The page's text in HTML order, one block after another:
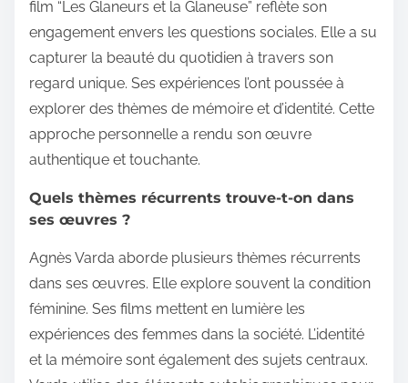
film “Les Glaneurs et la Glaneuse” reflète son
engagement envers les questions sociales. Elle a su
capturer la beauté du quotidien à travers son
regard unique. Ses expériences l’ont poussée à
explorer des thèmes de mémoire et d’identité. Cette
approche personnelle a rendu son œuvre
authentique et touchante.
Quels thèmes récurrents trouve-t-on dans
ses œuvres ?
Agnès Varda aborde plusieurs thèmes récurrents
dans ses œuvres. Elle explore souvent la condition
féminine. Ses films mettent en lumière les
expériences des femmes dans la société. L’identité
et la mémoire sont également des sujets centraux.